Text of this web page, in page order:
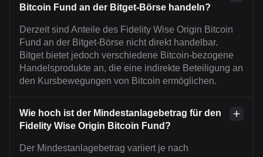
Bitcoin Fund an der Bitget-Börse handeln?
Derzeit sind Anteile des Fidelity Wise Origin Bitcoin
Fund an der Bitget-Börse nicht direkt handelbar.
Bitget bietet jedoch verschiedene Bitcoin-bezogene
Handelsprodukte an, die eine indirekte Beteiligung an
den Kursbewegungen von Bitcoin ermöglichen.
Wie hoch ist der Mindestanlagebetrag für den
Fidelity Wise Origin Bitcoin Fund?
Der Mindestanlagebetrag variiert je nach